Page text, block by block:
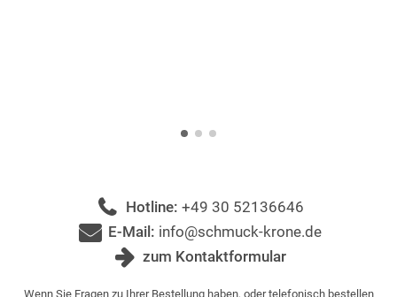
Hotline: +49 30 52136646
E-Mail: info@schmuck-krone.de
zum Kontaktformular
Wenn Sie Fragen zu Ihrer Bestellung haben, oder telefonisch bestellen